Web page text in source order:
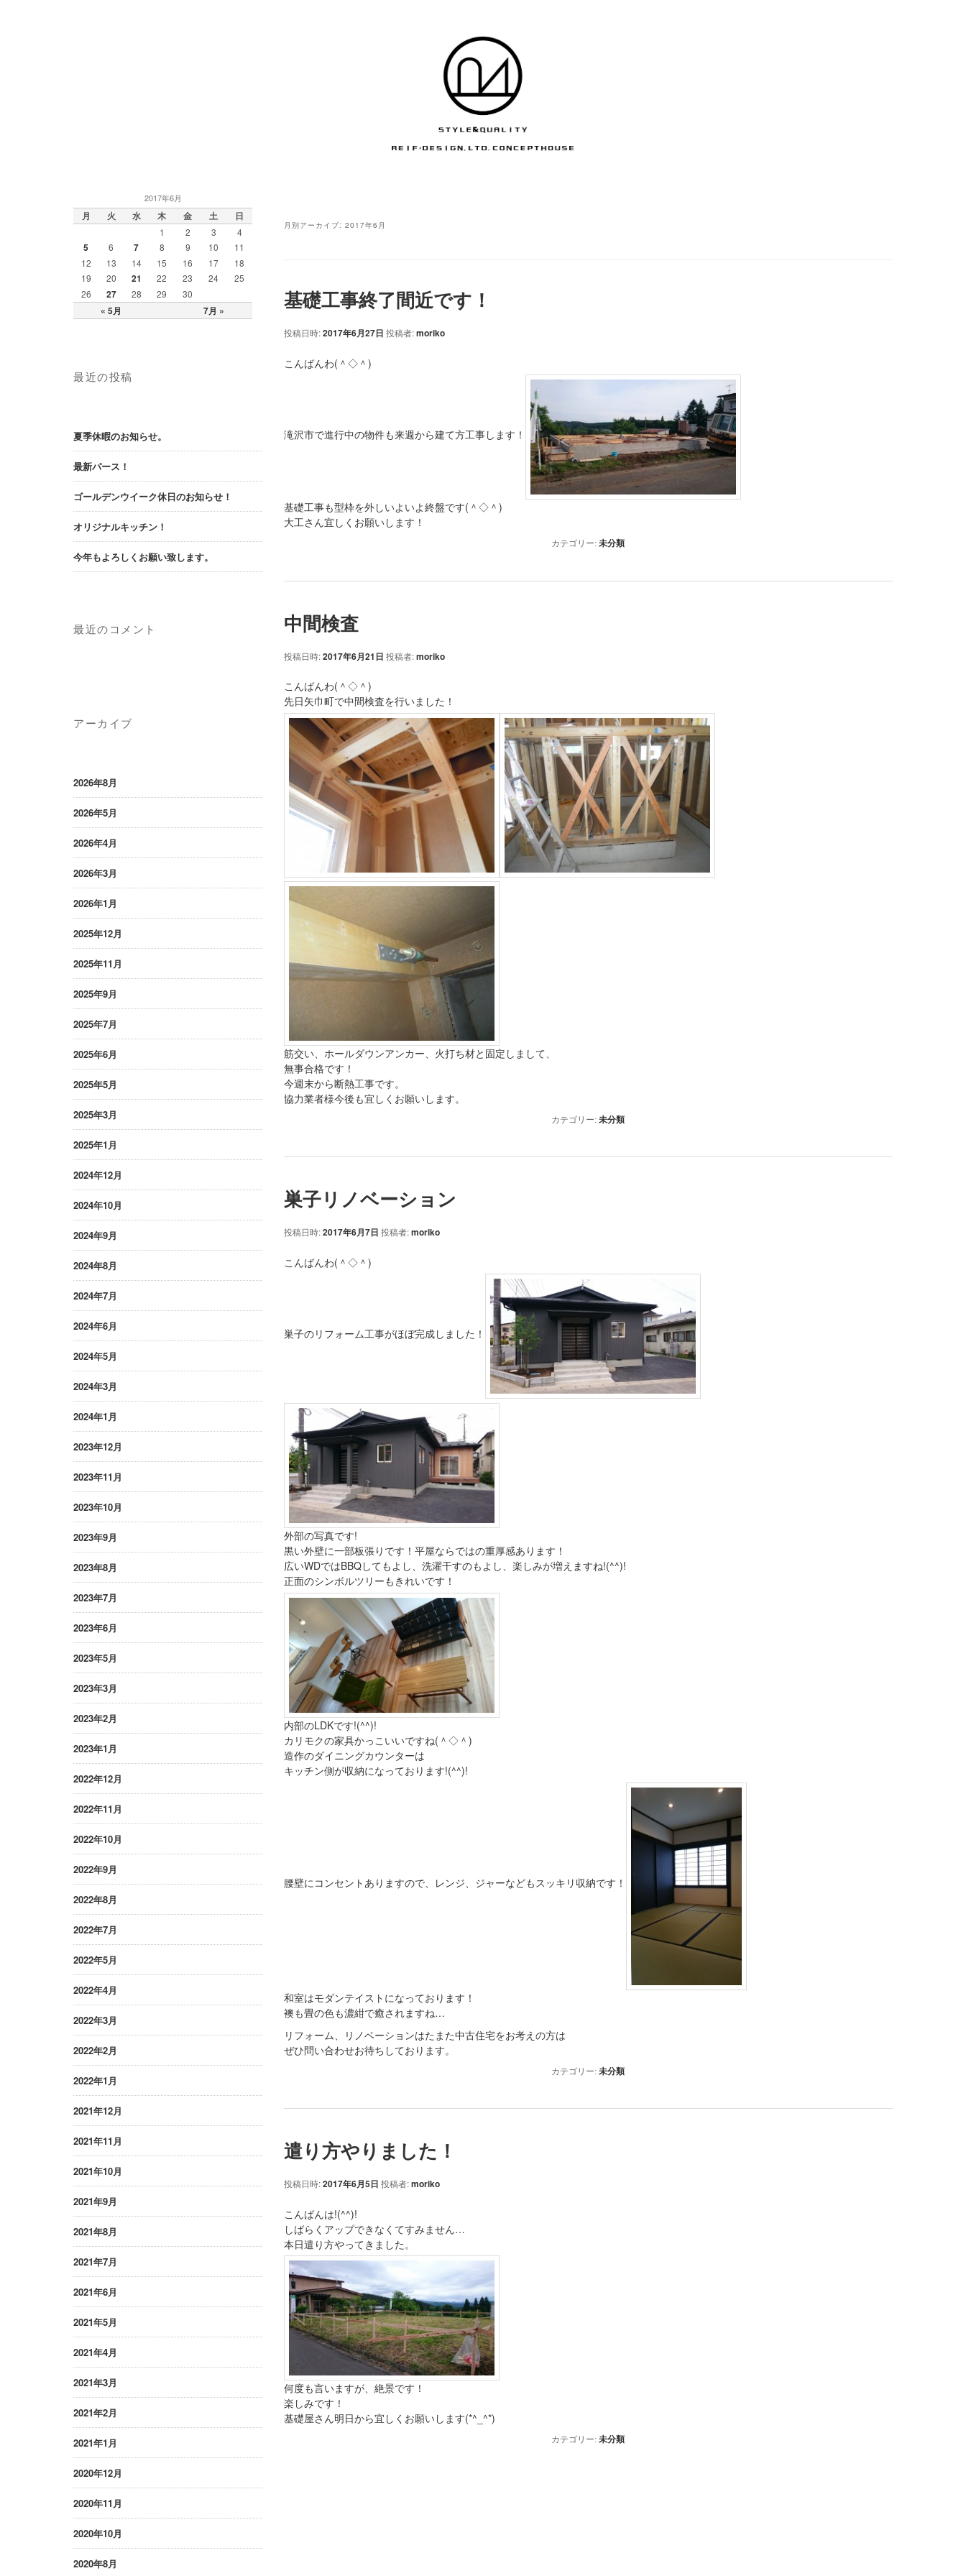
月別アーカイブ: 2017年6月
基礎工事終了間近です！
投稿日時:2017年6月27日 投稿者:moriko
こんばんわ(＾◇＾)
滝沢市で進行中の物件も来週から建て方工事します！
基礎工事も型枠を外しいよいよ終盤です(＾◇＾)
大工さん宜しくお願いします！
カテゴリー: 未分類
中間検査
投稿日時:2017年6月21日 投稿者:moriko
こんばんわ(＾◇＾)
先日矢巾町で中間検査を行いました！
筋交い、ホールダウンアンカー、火打ち材と固定しまして、
無事合格です！
今週末から断熱工事です。
協力業者様今後も宜しくお願いします。
カテゴリー: 未分類
巣子リノベーション
投稿日時:2017年6月7日 投稿者:moriko
こんばんわ(＾◇＾)
巣子のリフォーム工事がほぼ完成しました！
外部の写真です!
黒い外壁に一部板張りです！平屋ならではの重厚感あります！
広いWDではBBQしてもよし、洗濯干すのもよし、楽しみが増えますね!(^^)!
正面のシンボルツリーもきれいです！
内部のLDKです!(^^)!
カリモクの家具かっこいいですね(＾◇＾)
造作のダイニングカウンターは
キッチン側が収納になっております!(^^)!
腰壁にコンセントありますので、レンジ、ジャーなどもスッキリ収納です！
和室はモダンテイストになっております！
襖も畳の色も濃紺で癒されますね…
リフォーム、リノベーションはたまた中古住宅をお考えの方は
ぜひ問い合わせお待ちしております。
カテゴリー: 未分類
遣り方やりました！
投稿日時:2017年6月5日 投稿者:moriko
こんばんは!(^^)!
しばらくアップできなくてすみません…
本日遣り方やってきました。
何度も言いますが、絶景です！
楽しみです！
基礎屋さん明日から宜しくお願いします(*^_^*)
カテゴリー: 未分類
2017年6月
月 火 水 木 金 土 日
« 5月 7月 »
1 2 3 4
5 6 7 8 9 10
11
12
13 14 15 16 17
18
19
20 21 22 23 24
25
26
27 28 29 30
最近の投稿
夏季休暇のお知らせ。
最新パース！
ゴールデンウイーク休日のお知らせ！
オリジナルキッチン！
今年もよろしくお願い致します。
最近のコメント
アーカイブ
2026年8月
2026年5月
2026年4月
2026年3月
2026年1月
2025年12月
2025年11月
2025年9月
2025年7月
2025年6月
2025年5月
2025年3月
2025年1月
2024年12月
2024年10月
2024年9月
2024年8月
2024年7月
2024年6月
2024年5月
2024年3月
2024年1月
2023年12月
2023年11月
2023年10月
2023年9月
2023年8月
2023年7月
2023年6月
2023年5月
2023年3月
2023年2月
2023年1月
2022年12月
2022年11月
2022年10月
2022年9月
2022年8月
2022年7月
2022年5月
2022年4月
2022年3月
2022年2月
2022年1月
2021年12月
2021年11月
2021年10月
2021年9月
2021年8月
2021年7月
2021年6月
2021年5月
2021年4月
2021年3月
2021年2月
2021年1月
2020年12月
2020年11月
2020年10月
2020年8月